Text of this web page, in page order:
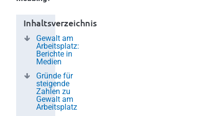
Inhaltsverzeichnis
Gewalt am
Arbeitsplatz:
Berichte in
Medien
Gründe für
steigende
Zahlen zu
Gewalt am
Arbeitsplatz